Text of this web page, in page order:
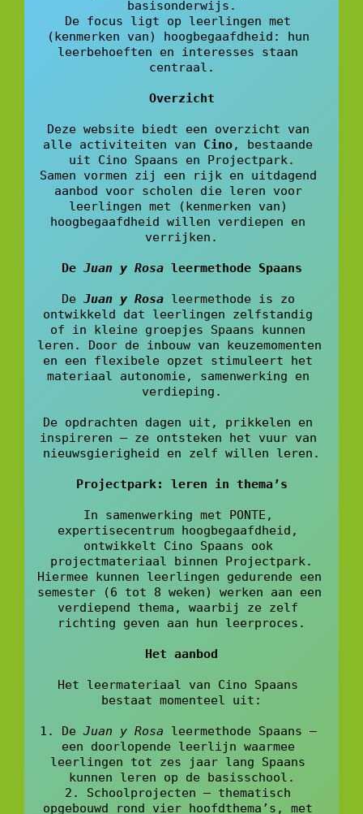
basisonderwijs.
De focus ligt op leerlingen met
(kenmerken van) hoogbegaafdheid: hun
leerbehoeften en interesses staan
centraal.
Overzicht
Deze website biedt een overzicht van
alle activiteiten van Cino, bestaande
uit Cino Spaans en Projectpark.
Samen vormen zij een rijk en uitdagend
aanbod voor scholen die leren voor
leerlingen met (kenmerken van)
hoogbegaafdheid willen verdiepen en
verrijken.
De Juan y Rosa leermethode Spaans
De Juan y Rosa
leermethode is zo
ontwikkeld dat leerlingen zelfstandig
of in kleine groepjes Spaans kunnen
leren. Door de inbouw van keuzemomenten
en een flexibele opzet stimuleert het
materiaal autonomie, samenwerking en
verdieping.
De opdrachten dagen uit, prikkelen en
inspireren – ze ontsteken het vuur van
nieuwsgierigheid en zelf willen leren.
Projectpark: leren in thema’s
In samenwerking met PONTE,
expertisecentrum hoogbegaafdheid,
ontwikkelt Cino Spaans ook
projectmateriaal binnen Projectpark.
Hiermee kunnen leerlingen gedurende een
semester (6 tot 8 weken) werken aan een
verdiepend thema, waarbij ze zelf
richting geven aan hun leerproces.
Het aanbod
Het leermateriaal van Cino Spaans
bestaat momenteel uit:
1. De Juan y Rosa leermethode Spaans –
een doorlopende leerlijn waarmee
leerlingen tot zes jaar lang Spaans
kunnen leren op de basisschool.
2. Schoolprojecten – thematisch
opgebouwd rond vier hoofdthema’s, met